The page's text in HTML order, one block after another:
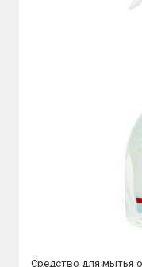
Средство для мытья